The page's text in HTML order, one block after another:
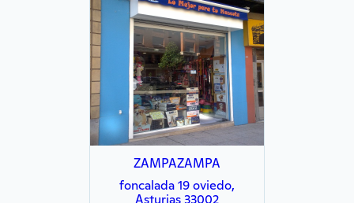
ZAMPAZAMPA
foncalada 19 oviedo,
Asturias 33002